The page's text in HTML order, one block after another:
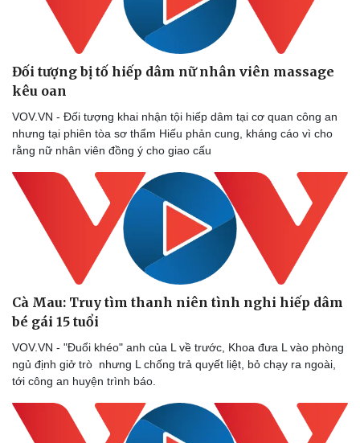
Thể thao
Lịch thi đấu bóng đá
Thế giới thể thao
eSports
Hậu trường
Ô tô - Xe máy
Xe máy
Tư vấn
Đối tượng bị tố hiếp dâm nữ nhân viên massage
kêu oan
VOV.VN - Đối tượng khai nhận tội hiếp dâm tại cơ quan công an
nhưng tại phiên tòa sơ thẩm Hiếu phản cung, kháng cáo vì cho
rằng nữ nhân viên đồng ý cho giao cấu
Cà Mau: Truy tìm thanh niên tình nghi hiếp dâm
bé gái 15 tuổi
VOV.VN - "Đuổi khéo" anh của L về trước, Khoa đưa L vào phòng
ngủ định giở trò nhưng L chống trả quyết liệt, bỏ chạy ra ngoài,
tới công an huyện trình báo.